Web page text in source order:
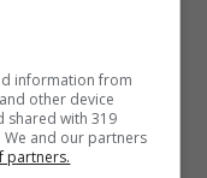
information from
other device
shared with 319
We and our partners
partners.